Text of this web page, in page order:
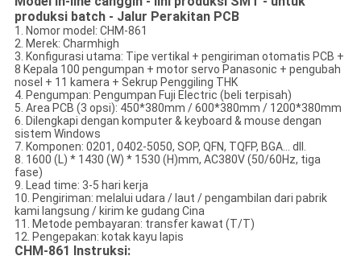
produksi batch - Jalur Perakitan PCB
1. Nomor model: CHM-861
2. Merek: Charmhigh
3. Konfigurasi utama: Tipe vertikal + pengiriman otomatis PCB +
8 Kepala 100 pengumpan + motor servo Panasonic + pengubah
nosel + 11 kamera + Sekrup Penggiling THK
4. Pengumpan: Pengumpan Fuji Electric (beli terpisah)
5. Area PCB (3 opsi): 450*380mm / 600*380mm / 1200*380mm
6. Dilengkapi dengan komputer & keyboard & mouse dengan
sistem Windows
7. Komponen: 0201, 0402-5050, SOP, QFN, TQFP, BGA... dll.
8. 1600 (L) * 1430 (W) * 1530 (H)mm, AC380V (50/60Hz, tiga
fase)
9. Lead time: 3-5 hari kerja
10. Pengiriman: melalui udara / laut / pengambilan dari pabrik
kami langsung / kirim ke gudang Cina
11. Metode pembayaran: transfer kawat (T/T)
12. Pengepakan: kotak kayu lapis
CHM-861 Instruksi: